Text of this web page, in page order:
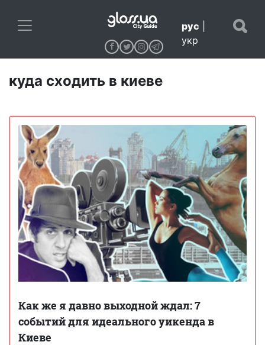
рус
укр
куда сходить в киеве
Как же я давно выходной ждал: 7
событий для идеального уикенда в
Киеве